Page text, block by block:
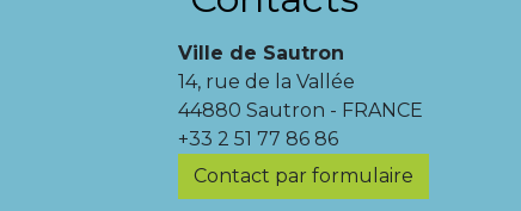
Ville de Sautron
14, rue de la Vallée
44880 Sautron - FRANCE
+33 2 51 77 86 86
Contact par formulaire